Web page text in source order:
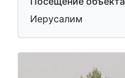
Иерусалим